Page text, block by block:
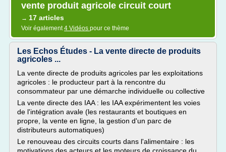
vente produit agricole circuit court
→ 17 articles
Voir également4 Vidéos pour ce thème
Les Echos Études - La vente directe de produits
agricoles ...
La vente directe de produits agricoles par les exploitations
agricoles : le producteur part à la rencontre du
consommateur par une démarche individuelle ou collective
La vente directe des IAA : les IAA expérimentent les voies
de l'intégration avale (les restaurants et boutiques en
propre, la vente en ligne, la gestion d'un parc de
distributeurs automatiques)
Le renouveau des circuits courts dans l'alimentaire : les